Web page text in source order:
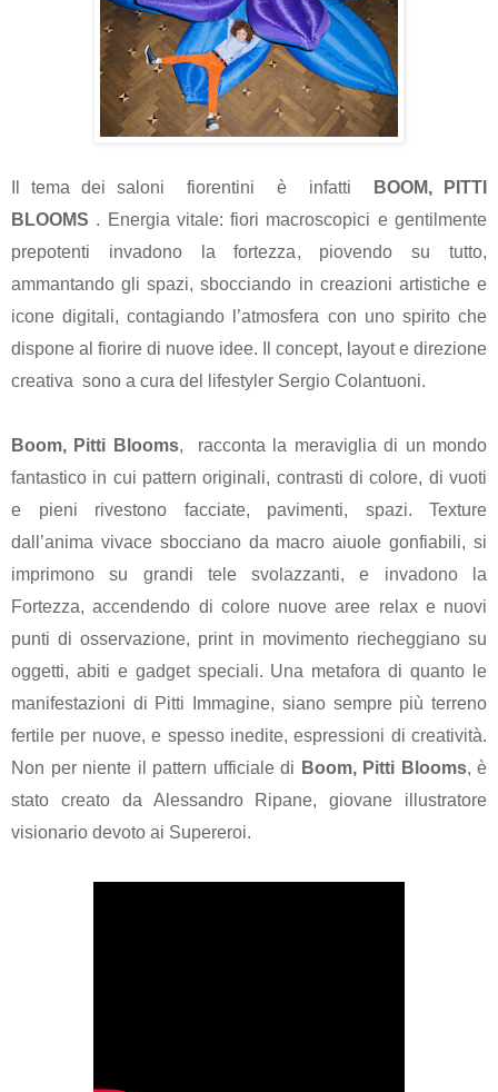
Il tema dei saloni fiorentini è infatti
BOOM, PITTI
BLOOMS . Energia vitale: fiori macroscopici e gentilmente
prepotenti invadono la fortezza, piovendo su tutto,
ammantando gli spazi, sbocciando in creazioni artistiche e
icone digitali, contagiando l’atmosfera con uno spirito che
dispone al fiorire di nuove idee. Il concept, layout e direzione
creativa sono a cura del lifestyler Sergio Colantuoni.
Boom, Pitti Blooms, racconta la meraviglia di un mondo
fantastico in cui pattern originali, contrasti di colore, di vuoti
e pieni rivestono facciate, pavimenti, spazi. Texture
dall’anima vivace sbocciano da macro aiuole gonfiabili, si
imprimono su grandi tele svolazzanti, e invadono la
Fortezza, accendendo di colore nuove aree relax e nuovi
punti di osservazione, print in movimento riecheggiano su
oggetti, abiti e gadget speciali. Una metafora di quanto le
manifestazioni di Pitti Immagine, siano sempre più terreno
fertile per nuove, e spesso inedite, espressioni di creatività.
Non per niente il pattern ufficiale di Boom, Pitti Blooms, è
stato creato da Alessandro Ripane, giovane illustratore
visionario devoto ai Supereroi.